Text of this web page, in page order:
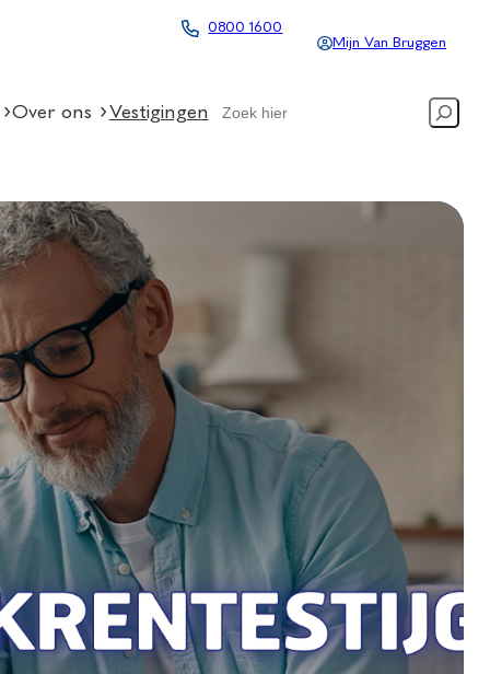
0800 1600
Mijn Van Bruggen
Over ons Vestigingen Search